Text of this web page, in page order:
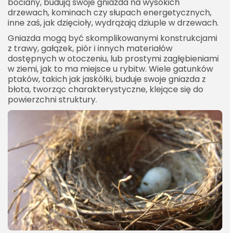
drzewach, kominach czy słupach energetycznych,
inne zaś, jak dzięcioły, wydrążają dziuple w drzewach.
Gniazda mogą być skomplikowanymi konstrukcjami
z trawy, gałązek, piór i innych materiałów
dostępnych w otoczeniu, lub prostymi zagłębieniami
w ziemi, jak to ma miejsce u rybitw. Wiele gatunków
ptaków, takich jak jaskółki, buduje swoje gniazda z
błota, tworząc charakterystyczne, klejące się do
powierzchni struktury.